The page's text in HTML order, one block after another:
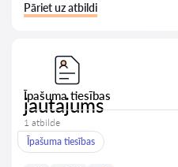
Pāriet uz atbildi
Īpašuma tiesības
jautajums
1 atbilde
Īpašuma tiesības